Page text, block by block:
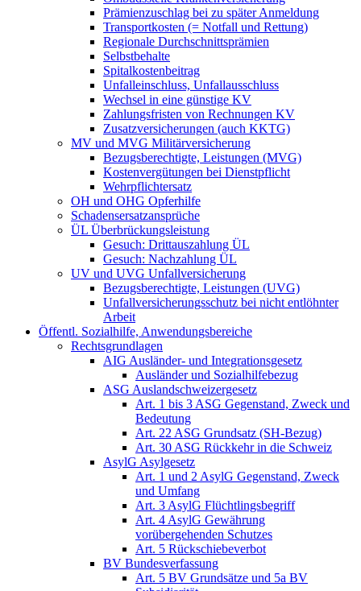
Prämienzuschlag bei zu später Anmeldung
Transportkosten (= Notfall und Rettung)
Regionale Durchschnittsprämien
Selbstbehalte
Spitalkostenbeitrag
Unfalleinschluss, Unfallausschluss
Wechsel in eine günstige KV
Zahlungsfristen von Rechnungen KV
Zusatzversicherungen (auch KKTG)
MV und MVG Militärversicherung
Bezugsberechtigte, Leistungen (MVG)
Kostenvergütungen bei Dienstpflicht
Wehrpflichtersatz
OH und OHG Opferhilfe
Schadensersatzansprüche
ÜL Überbrückungsleistung
Gesuch: Drittauszahlung ÜL
Gesuch: Nachzahlung ÜL
UV und UVG Unfallversicherung
Bezugsberechtigte, Leistungen (UVG)
Unfallversicherungsschutz bei nicht entlöhnter
Arbeit
Öffentl. Sozialhilfe, Anwendungsbereiche
Rechtsgrundlagen
AIG Ausländer- und Integrationsgesetz
Ausländer und Sozialhilfebezug
ASG Auslandschweizergesetz
Art. 1 bis 3 ASG Gegenstand, Zweck und
Bedeutung
Art. 22 ASG Grundsatz (SH-Bezug)
Art. 30 ASG Rückkehr in die Schweiz
AsylG Asylgesetz
Art. 1 und 2 AsylG Gegenstand, Zweck
und Umfang
Art. 3 AsylG Flüchtlingsbegriff
Art. 4 AsylG Gewährung
vorübergehenden Schutzes
Art. 5 Rückschiebeverbot
BV Bundesverfassung
Art. 5 BV Grundsätze und 5a BV